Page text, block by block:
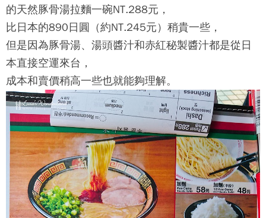
的天然豚骨湯拉麵一碗NT.288元，
比日本的890日圓（約NT.245元）稍貴一些，
但是因為豚骨湯、湯頭醬汁和赤紅秘製醬汁都是從日
本直接空運來台，
成本和賣價稍高一些也就能夠理解。